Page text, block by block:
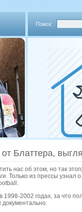
Поиск:
Блаттера,
нас об этом, но так
Только из прессы узнал
2002 годах, за что